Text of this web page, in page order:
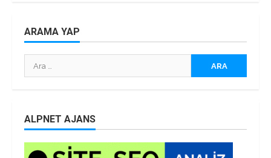
ARAMA YAP
Arama:
ALPNET AJANS